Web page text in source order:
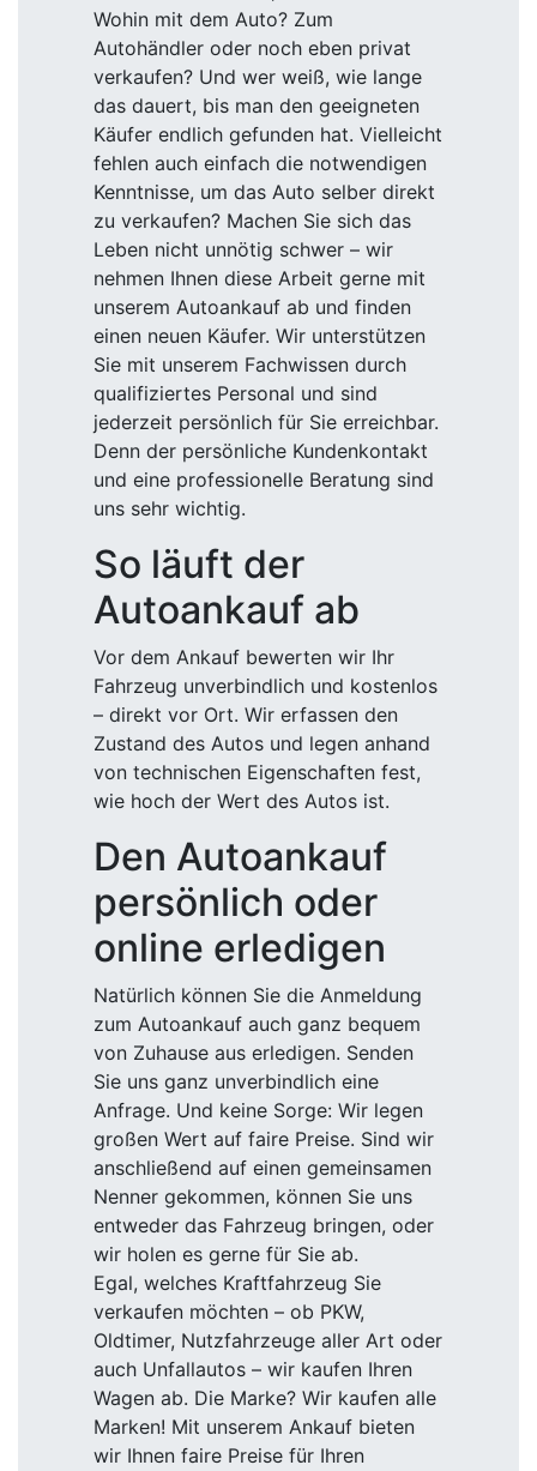
Wohin mit dem Auto? Zum
Autohändler oder noch eben privat
verkaufen? Und wer weiß, wie lange
das dauert, bis man den geeigneten
Käufer endlich gefunden hat. Vielleicht
fehlen auch einfach die notwendigen
Kenntnisse, um das Auto selber direkt
zu verkaufen? Machen Sie sich das
Leben nicht unnötig schwer – wir
nehmen Ihnen diese Arbeit gerne mit
unserem Autoankauf ab und finden
einen neuen Käufer. Wir unterstützen
Sie mit unserem Fachwissen durch
qualifiziertes Personal und sind
jederzeit persönlich für Sie erreichbar.
Denn der persönliche Kundenkontakt
und eine professionelle Beratung sind
uns sehr wichtig.
So läuft der
Autoankauf ab
Vor dem Ankauf bewerten wir Ihr
Fahrzeug unverbindlich und kostenlos
– direkt vor Ort. Wir erfassen den
Zustand des Autos und legen anhand
von technischen Eigenschaften fest,
wie hoch der Wert des Autos ist.
Den Autoankauf
persönlich oder
online erledigen
Natürlich können Sie die Anmeldung
zum Autoankauf auch ganz bequem
von Zuhause aus erledigen. Senden
Sie uns ganz unverbindlich eine
Anfrage. Und keine Sorge: Wir legen
großen Wert auf faire Preise. Sind wir
anschließend auf einen gemeinsamen
Nenner gekommen, können Sie uns
entweder das Fahrzeug bringen, oder
wir holen es gerne für Sie ab.
Egal, welches Kraftfahrzeug Sie
verkaufen möchten – ob PKW,
Oldtimer, Nutzfahrzeuge aller Art oder
auch Unfallautos – wir kaufen Ihren
Wagen ab. Die Marke? Wir kaufen alle
Marken! Mit unserem Ankauf bieten
wir Ihnen faire Preise für Ihren